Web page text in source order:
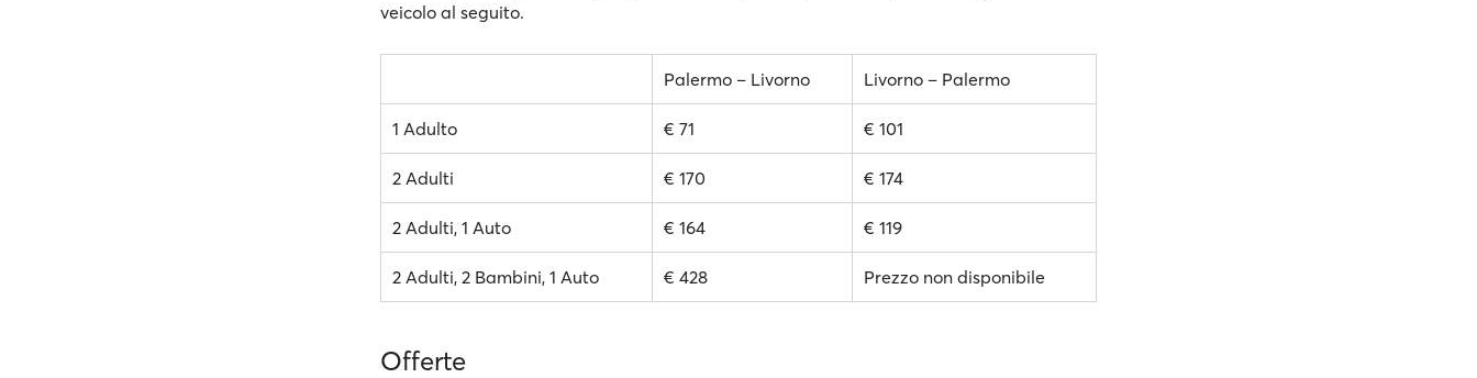
veicolo al seguito.
Palermo – Livorno Livorno – Palermo
1 Adulto € 71 € 101
2 Adulti € 170 € 174
2 Adulti, 1 Auto € 164 € 119
2 Adulti, 2 Bambini, 1 Auto € 428 Prezzo non disponibile
Offerte